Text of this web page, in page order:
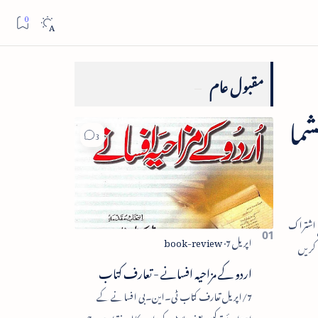
مقبول عام
اردو کے مزاحیہ افسانے - تعارف کتاب
7/اپریل تعارف کتاب ٹی۔این۔بی افسانے کے